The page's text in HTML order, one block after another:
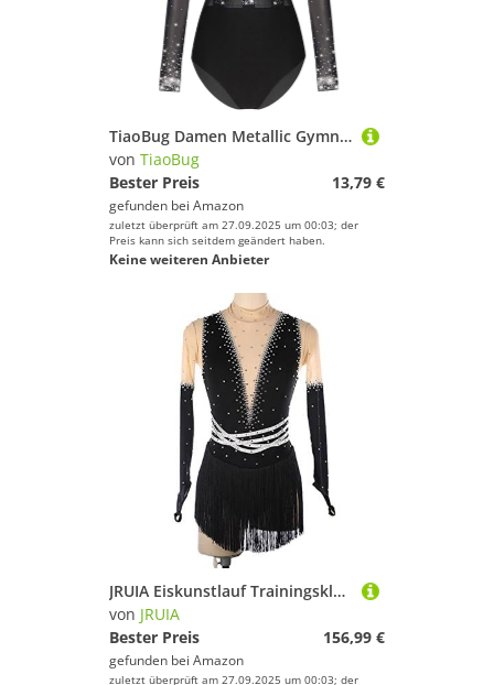
TiaoBug Damen Metallic Gymnastikanzug Langarm Turnanzug Mesh Spleiß Tanz-Body Ballett Trikot Eiskunstlauf Overall Jumpsuit Schwarz B M
von TiaoBug
Bester Preis
13,79 €
gefunden bei Amazon
zuletzt überprüft am 27.09.2025 um 00:03; der
Preis kann sich seitdem geändert haben.
Keine weiteren Anbieter
JRUIA Eiskunstlauf Trainingskleid Mit Fransen Lange Ärmel Eislauf Performance Kostüme Für Mädchen Klassischer Rollschuhrock Outdoor Gymnastik Trikot,Schwarz,XXL
von JRUIA
Bester Preis
156,99 €
gefunden bei Amazon
zuletzt überprüft am 27.09.2025 um 00:03; der